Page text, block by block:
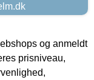
og anmeldt
prisniveau,